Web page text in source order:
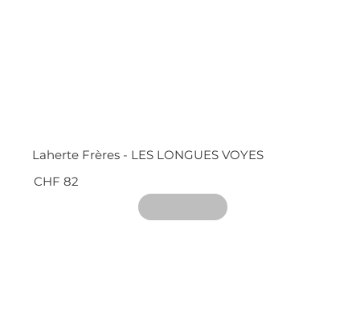
Laherte Frères - LES LONGUES VOYES
CHF 82